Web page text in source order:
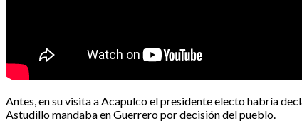
Antes, en su visita a Acapulco el presidente electo habría
Astudillo mandaba en Guerrero por decisión del pueblo.